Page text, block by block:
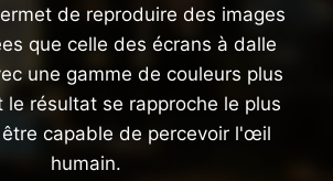
de reproduire des images
que celle des écrans à dalle
une gamme de couleurs plus
le résultat se rapproche le plus
capable de percevoir l'œil
humain.